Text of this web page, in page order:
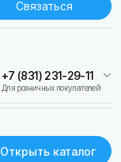
Связаться
Открыть каталог
+7 (831) 231-29-11
Для розничных покупателей